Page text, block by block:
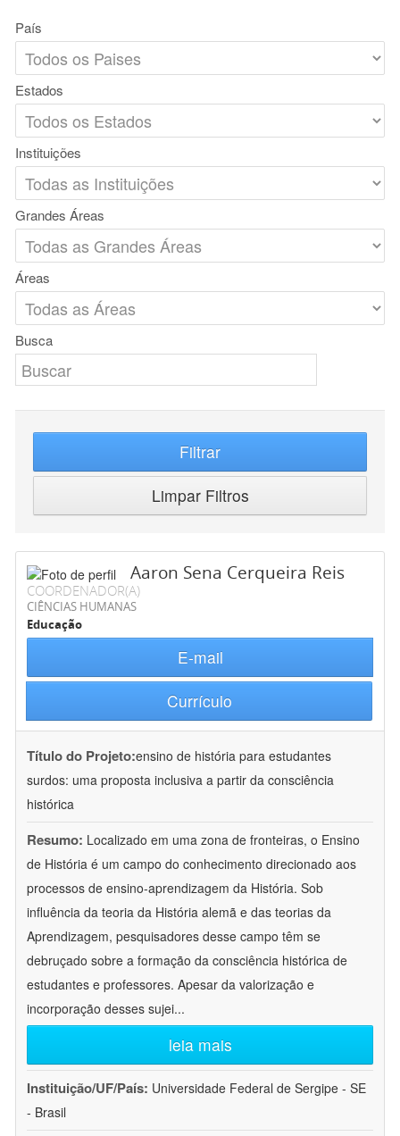
País
Estados
Instituições
Grandes Áreas
Áreas
Busca
Filtrar
Limpar Filtros
Aaron Sena Cerqueira Reis
COORDENADOR(A)
CIÊNCIAS HUMANAS
Educação
E-mail
Currículo
Título do Projeto:ensino de história para estudantes
surdos: uma proposta inclusiva a partir da consciência
histórica
Resumo: Localizado em uma zona de fronteiras, o Ensino
de História é um campo do conhecimento direcionado aos
processos de ensino-aprendizagem da História. Sob
influência da teoria da História alemã e das teorias da
Aprendizagem, pesquisadores desse campo têm se
debruçado sobre a formação da consciência histórica de
estudantes e professores. Apesar da valorização e
incorporação desses sujei...
leia mais
Instituição/UF/País: Universidade Federal de Sergipe - SE
- Brasil